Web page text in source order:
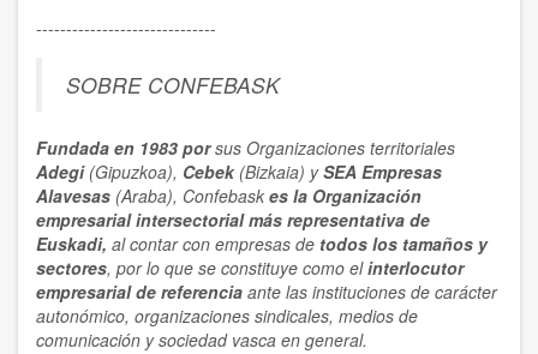
------------------------------
SOBRE CONFEBASK
Fundada en 1983 porsus Organizaciones territoriales
Adegi (Gipuzkoa), Cebek(Bizkaia) ySEA Empresas
Alavesas (Araba), Confebask es la Organización
empresarial intersectorial más representativa de
Euskadi, al contar con empresas de todos los tamaños y
sectores, por lo que se constituye como elinterlocutor
empresarial de referencia ante las instituciones de carácter
autonómico, organizaciones sindicales, medios de
comunicación y sociedad vasca en general.